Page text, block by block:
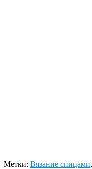
Метки: Вязание спицами,